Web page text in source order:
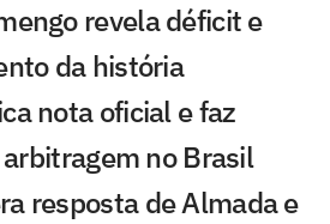
revela déficit e
da história
nota oficial e faz
no Brasil
resposta de Almada e